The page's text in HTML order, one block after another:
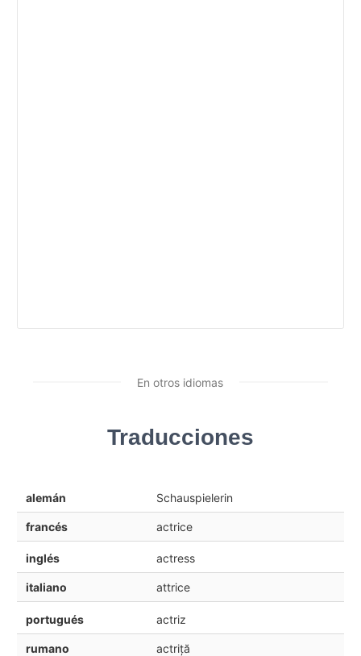
En otros idiomas
Traducciones
alemán Schauspielerin
francés actrice
inglés actress
italiano attrice
portugués actriz
rumano actriță